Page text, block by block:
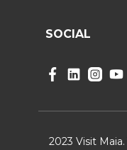
SOCIAL
2023 Visit